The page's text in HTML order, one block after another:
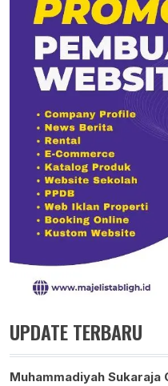
UPDATE TERBARU
Muhammadiyah Sukaraja